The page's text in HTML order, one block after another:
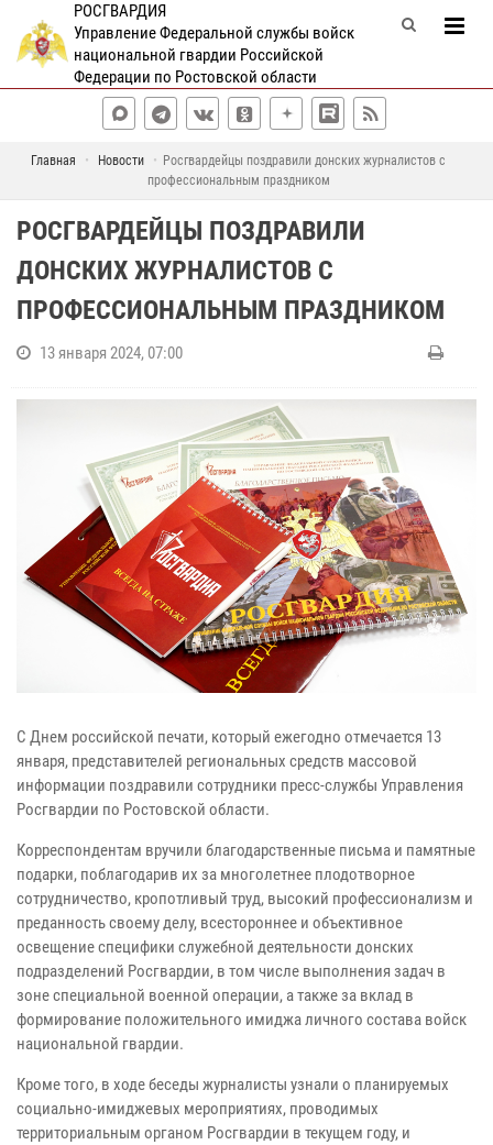
РОСГВАРДИЯ
Управление Федеральной службы войск
национальной гвардии Российской
Федерации по Ростовской области
Главная Новости
Росгвардейцы поздравили донских журналистов с
профессиональным праздником
РОСГВАРДЕЙЦЫ ПОЗДРАВИЛИ
ДОНСКИХ ЖУРНАЛИСТОВ С
ПРОФЕССИОНАЛЬНЫМ ПРАЗДНИКОМ
13 января 2024, 07:00
С Днем российской печати, который ежегодно отмечается 13
января, представителей региональных средств массовой
информации поздравили сотрудники пресс-службы Управления
Росгвардии по Ростовской области.
Корреспондентам вручили благодарственные письма и памятные
подарки, поблагодарив их за многолетнее плодотворное
сотрудничество, кропотливый труд, высокий профессионализм и
преданность своему делу, всестороннее и объективное
освещение специфики служебной деятельности донских
подразделений Росгвардии, в том числе выполнения задач в
зоне специальной военной операции, а также за вклад в
формирование положительного имиджа личного состава войск
национальной гвардии.
Кроме того, в ходе беседы журналисты узнали о планируемых
социально-имиджевых мероприятиях, проводимых
территориальным органом Росгвардии в текущем году, и